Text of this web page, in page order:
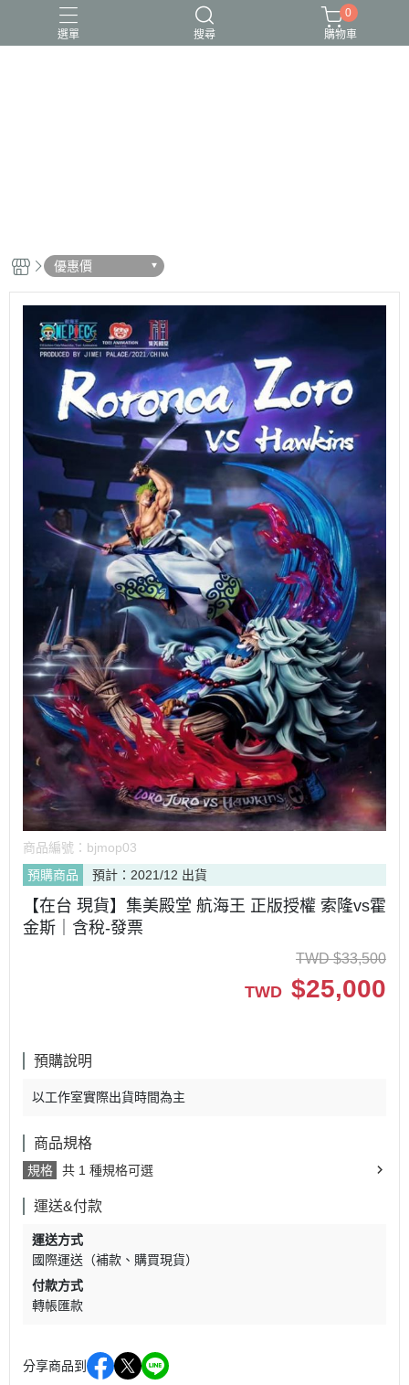
選單 搜尋
0
購物車
優惠價
商品編號： bjmop03
預購商品
預計：2021/12 出貨
【在台 現貨】集美殿堂 航海王 正版授權 索隆vs霍
金斯｜含稅-發票
TWD $33,500
TWD $25,000
預購說明
以工作室實際出貨時間為主
商品規格
規格 共 1 種規格可選
運送&付款
運送方式
國際運送（補款、購買現貨）
付款方式
轉帳匯款
分享商品到